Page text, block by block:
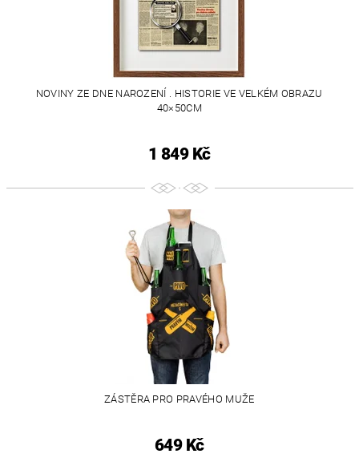
NOVINY ZE DNE NAROZENÍ . HISTORIE VE VELKÉM OBRAZU
40×50CM
1 849 Kč
ZÁSTĚRA PRO PRAVÉHO MUŽE
649 Kč